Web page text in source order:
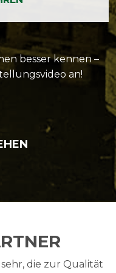
besser kennen –
an!
die zur Qualität